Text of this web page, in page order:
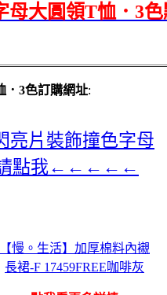
母大圓領T恤．3
．3色訂購網址:
片裝飾撞色字母
請點我←←←←←
【慢。生活】加厚棉料內襯
長裙-F 17459FREE咖啡灰